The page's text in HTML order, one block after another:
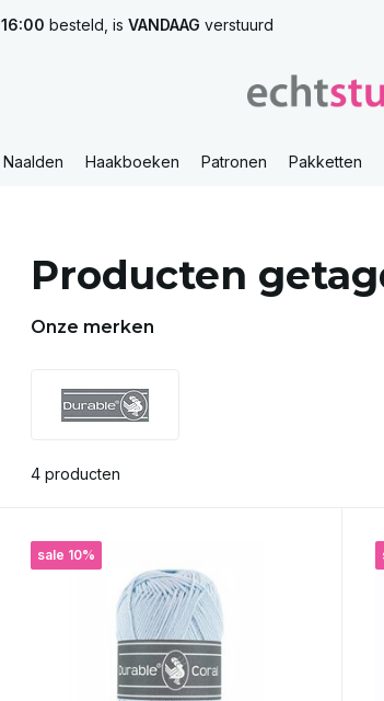
16:00 besteld, is VANDAAG verstuurd
Naalden Haakboeken Patronen Pakketten
Producten
Onze merken
4 producten
sale 10%